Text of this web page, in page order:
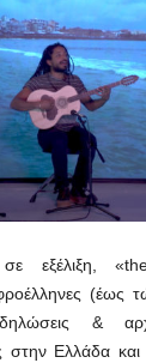
εξέλιξη,
(έως
&
στην Ελλάδα και